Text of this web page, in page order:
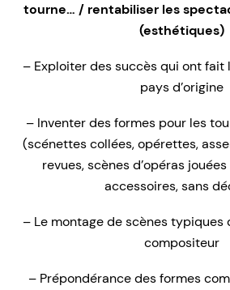
tourne… / rentabiliser les
(esthétiques)
– Exploiter des succès qui ont fait
pays d’origine
– Inventer des formes pour les
(scénettes collées, opérettes,
revues, scènes d’opéras
accessoires, sans
– Le montage de scènes typiques
compositeur
– Prépondérance des formes